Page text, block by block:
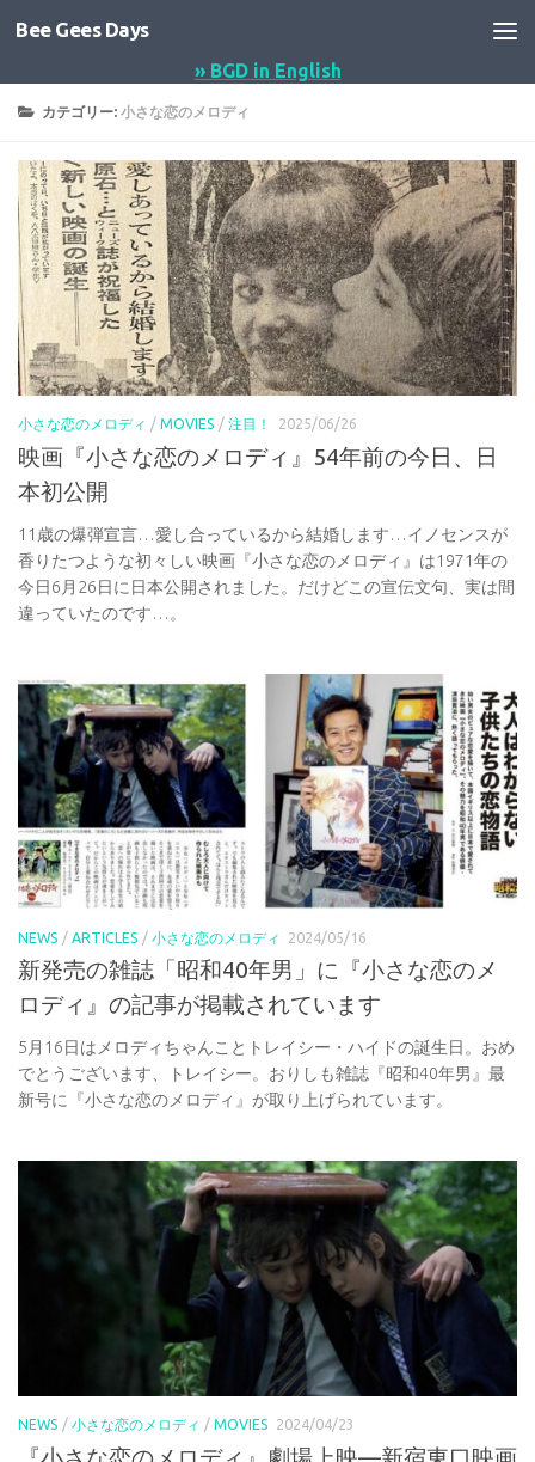
コンテンツへスキップ
Bee Gees Days
» BGD in English
カテゴリー:小さな恋のメロディ
小さな恋のメロディ / MOVIES / 注目！ 2025/06/26
映画『小さな恋のメロディ』54年前の今日、日
本初公開
11歳の爆弾宣言…愛し合っているから結婚します…イノセンスが
香りたつような初々しい映画『小さな恋のメロディ』は1971年の
今日6月26日に日本公開されました。だけどこの宣伝文句、実は間
違っていたのです…。
NEWS / ARTICLES / 小さな恋のメロディ 2024/05/16
新発売の雑誌「昭和40年男」に『小さな恋のメ
ロディ』の記事が掲載されています
5月16日はメロディちゃんことトレイシー・ハイドの誕生日。おめ
でとうございます、トレイシー。おりしも雑誌『昭和40年男』最
新号に『小さな恋のメロディ』が取り上げられています。
NEWS / 小さな恋のメロディ / MOVIES 2024/04/23